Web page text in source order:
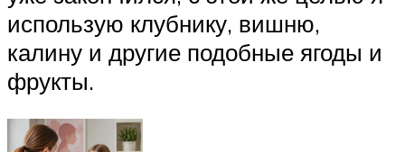
использую клубнику, вишню,
калину и другие подобные ягоды и
фрукты.